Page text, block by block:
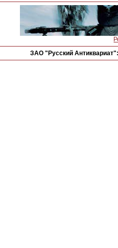
ЗАО "Русский Антиквариат":